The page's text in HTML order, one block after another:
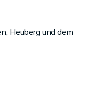
Heuberg und dem